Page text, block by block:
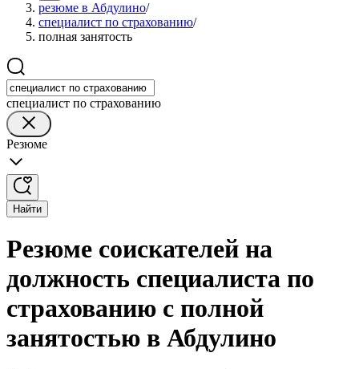
резюме в Абдулино/
специалист по страхованию/
полная занятость
специалист по страхованию
Резюме
Найти
Резюме соискателей на
должность специалиста по
страхованию с полной
занятостью в Абдулино